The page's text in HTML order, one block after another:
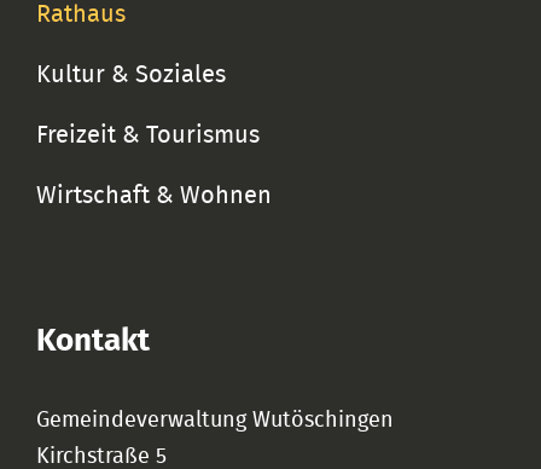
Rathaus
Kultur & Soziales
Freizeit & Tourismus
Wirtschaft & Wohnen
Kontakt
Gemeindeverwaltung Wutöschingen
Kirchstraße 5